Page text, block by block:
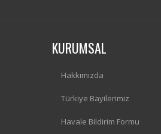
KURUMSAL
Hakkımızda
Türkiye Bayilerimiz
Havale Bildirim Formu